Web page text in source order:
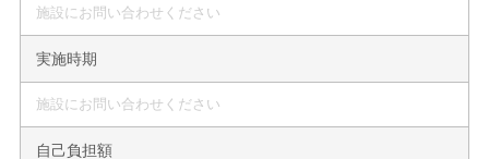
施設にお問い合わせください
実施時期
施設にお問い合わせください
自己負担額